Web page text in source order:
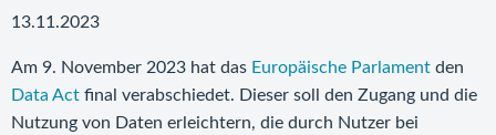
13.11.2023
Am 9. November 2023 hat das Europäische Parlament den
Data Act final verabschiedet. Dieser soll den Zugang und die
Nutzung von Daten erleichtern, die durch Nutzer bei